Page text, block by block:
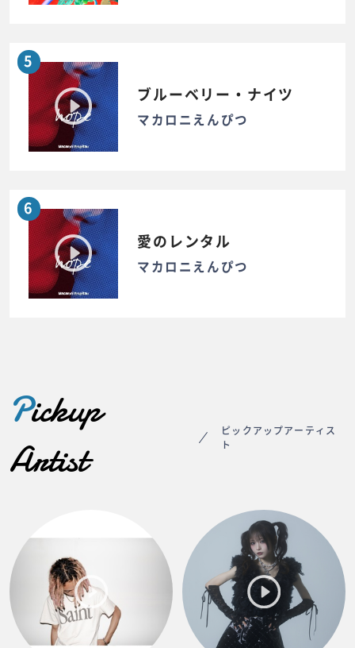
5
ブルーベリー・ナイツ
マカロニえんぴつ
6
愛のレンタル
マカロニえんぴつ
Pickup
Artist
ピックアップアーティス
ト